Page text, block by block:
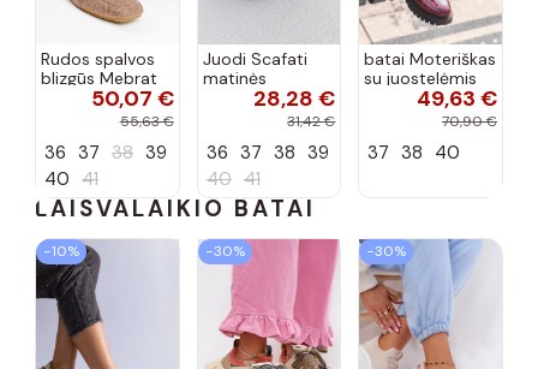
Rudos spalvos
blizgūs Mebrat
bateliai50,07 €
55,63 €
36 37 38 39
40 41
Juodi Scafati
matinės
apdailos bateliai
28,28 €
31,42 €
36 37 38 39
40 41
batai Moteriškas
su juostelėmis
su lako efektu
bordo spalvos
49,63 €
70,90 €
37 38 40
LAISVALAIKIO BATAI
−10% −30% −30%